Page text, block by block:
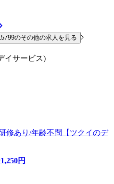
のその他の求人を見る
イサービス)
修あり/年齢不問【ツクイのデ
1,250円